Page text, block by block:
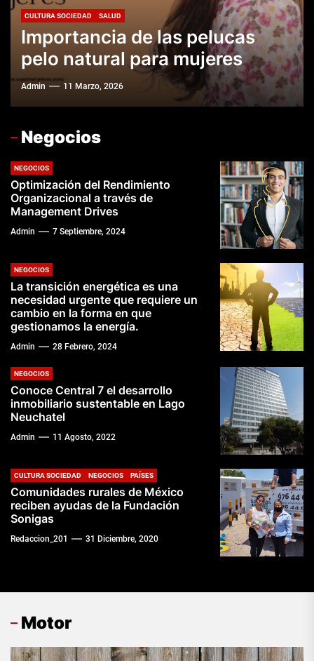
CULTURA SOCIEDAD SALUD
Importancia de las pelucas
pelo natural para mujeres
Admin 11 Marzo, 2026
¿Quién ganó el Manchester
Derby? | City arrolla a United
3-0, Haaland brilla
Admin 23 Septiembre, 2025
Perchas de Boda Perfectas:
Materiales, Diseño y Consejos
Prácticos
Admin 25 Mayo, 2025
GENERAL TIENDAS ONLINE
Tendencias emergentes en la
joyería por mayor para 2025
Admin 7 Mayo, 2025
Humanos el paso que
necesitas para escalar
profesionalmente?
Admin 28 Noviembre, 2024
Negocios
NEGOCIOS
Optimización del Rendimiento
Organizacional a través de
Management Drives
Admin 7 Septiembre, 2024
NEGOCIOS
La transición energética es una
necesidad urgente que requiere un
cambio en la forma en que
gestionamos la energía.
Admin 28 Febrero, 2024
NEGOCIOS
Conoce Central 7 el desarrollo
inmobiliario sustentable en Lago
Neuchatel
Admin 11 Agosto, 2022
CULTURA SOCIEDAD NEGOCIOS PAÍSES
Comunidades rurales de México
reciben ayudas de la Fundación
Sonigas
Redaccion_201 31 Diciembre, 2020
Motor